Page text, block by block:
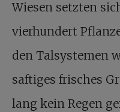
Wiesen setzten
vierhundert
den Talsystemen
saftiges frisches
lang kein Regen